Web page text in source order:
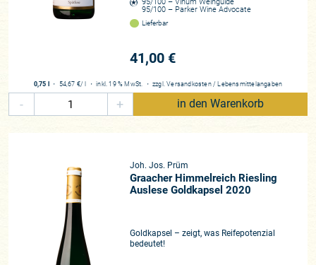
95/100 – Parker Wine Advocate
Lieferbar
41,00 €
0,75 l ・ 54,67 €/ l ・inkl. 19 % MwSt. ・ zzgl.Versandkosten / Lebensmittelangaben
- + in den Warenkorb
Joh. Jos. Prüm
Graacher Himmelreich Riesling
Auslese Goldkapsel 2020
Goldkapsel – zeigt, was Reifepotenzial
bedeutet!